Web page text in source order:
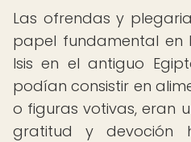
Las ofrendas y
papel fundamental en
Isis en el antiguo
podían consistir en
o figuras votivas, eran
gratitud y devoción